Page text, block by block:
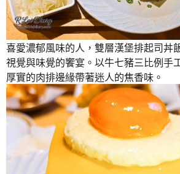
喜愛濃郁風味的人，雙層漢堡排起司丼
視覺與味覺的饗宴。以牛七豬三比例手
厚實的肉排邊緣帶著迷人的焦香味。